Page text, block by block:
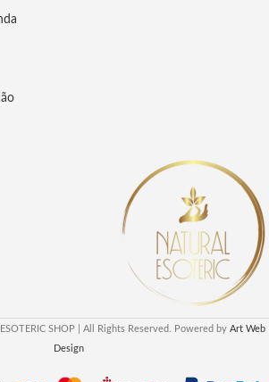
SHOP | All Rights Reserved. Powered by Art Web
Design